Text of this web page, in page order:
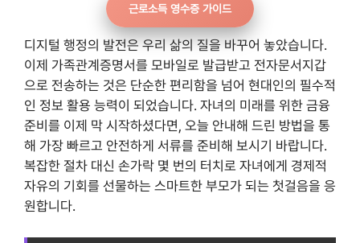
근로소득 영수증 가이드
디지털 행정의 발전은 우리 삶의 질을 바꾸어 놓았습니다.
이제 가족관계증명서를 모바일로 발급받고 전자문서지갑
으로 전송하는 것은 단순한 편리함을 넘어 현대인의 필수적
인 정보 활용 능력이 되었습니다. 자녀의 미래를 위한 금융
준비를 이제 막 시작하셨다면, 오늘 안내해 드린 방법을 통
해 가장 빠르고 안전하게 서류를 준비해 보시기 바랍니다.
복잡한 절차 대신 손가락 몇 번의 터치로 자녀에게 경제적
자유의 기회를 선물하는 스마트한 부모가 되는 첫걸음을 응
원합니다.